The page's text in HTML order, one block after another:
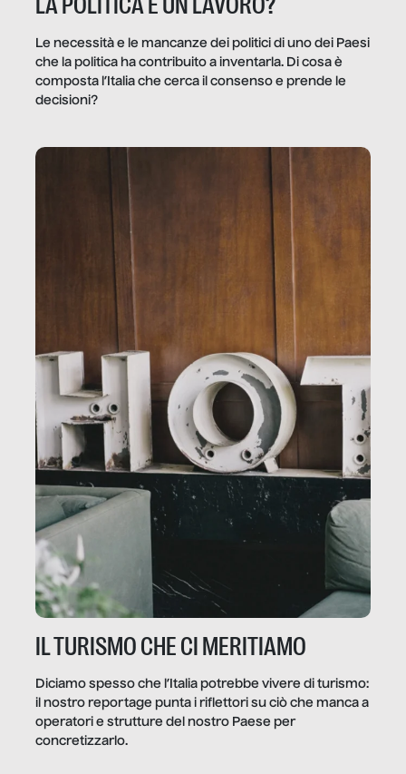
LA POLITICA È UN LAVORO?
Le necessità e le mancanze dei politici di uno dei Paesi
che la politica ha contribuito a inventarla. Di cosa è
composta l’Italia che cerca il consenso e prende le
decisioni?
IL TURISMO CHE CI MERITIAMO
Diciamo spesso che l’Italia potrebbe vivere di turismo:
il nostro reportage punta i riflettori su ciò che manca a
operatori e strutture del nostro Paese per
concretizzarlo.